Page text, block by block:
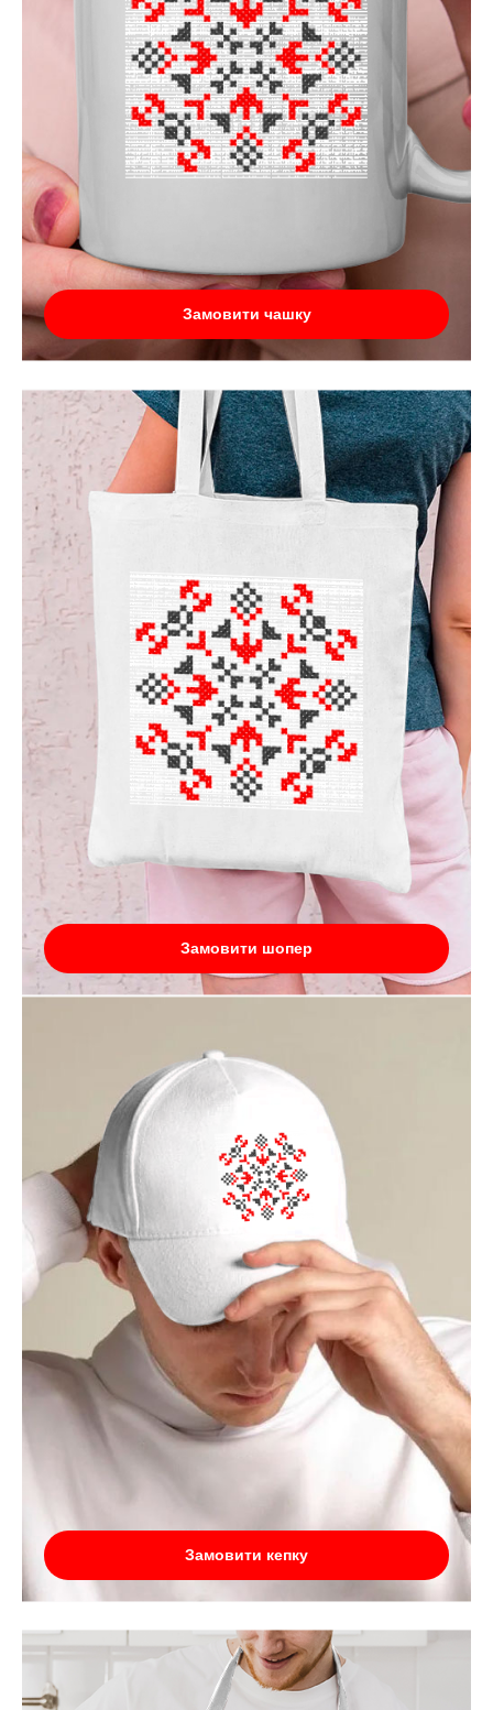
Замовити чашку
Замовити шопер
Замовити кепку